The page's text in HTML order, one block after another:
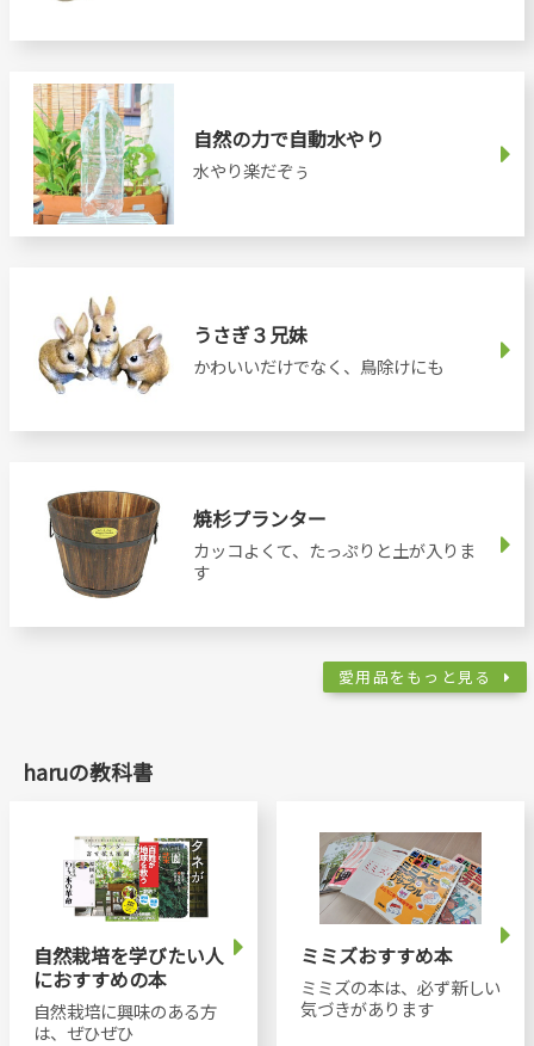
自然の力で自動水やり
水やり楽だぞぅ
うさぎ３兄妹
かわいいだけでなく、鳥除けにも
焼杉プランター
カッコよくて、たっぷりと土が入りま
す
愛用品をもっと見る
haruの教科書
自然栽培を学びたい人
におすすめの本
自然栽培に興味のある方
は、ぜひぜひ
ミミズおすすめ本
ミミズの本は、必ず新しい
気づきがあります